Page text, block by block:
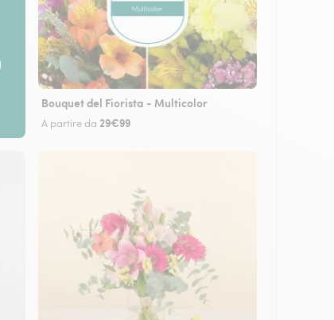
Bouquet del Fiorista - Multicolor
A partire da 29€99